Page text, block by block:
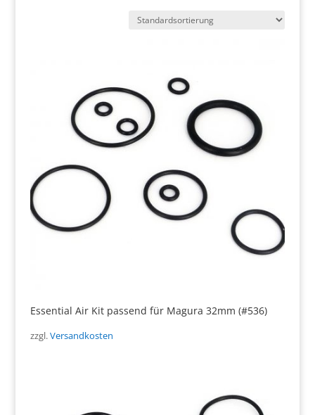
Essential Air Kit passend für Magura 32mm (#536)
zzgl.Versandkosten